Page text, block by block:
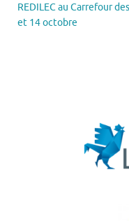
REDILEC au Carrefour
et 14 octobre